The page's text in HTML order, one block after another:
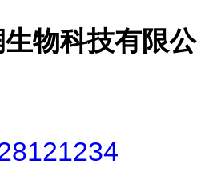
物科技有限公